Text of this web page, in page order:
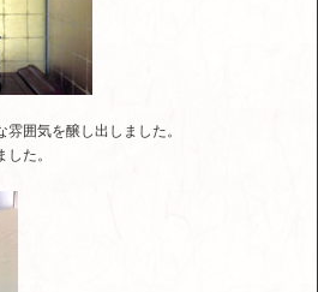
囲気を醸し出しました。
た。